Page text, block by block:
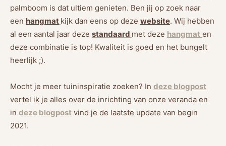
palmboom is dat ultiem genieten. Ben jij op zoek naar
een hangmat kijk dan eens op deze website. Wij hebben
al een aantal jaar deze standaard met deze hangmat en
deze combinatie is top! Kwaliteit is goed en het bungelt
heerlijk ;).
Mocht je meer tuininspiratie zoeken? In deze blogpost
vertel ik je alles over de inrichting van onze veranda en
in deze blogpost vind je de laatste update van begin
2021.